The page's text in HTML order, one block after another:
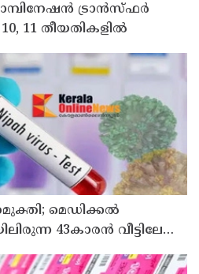
ട്രാൻസ്ഫർ
11 തീയതികളിൽ
മെഡിക്കൽ
43കാരൻ വീട്ടിലേക്ക്